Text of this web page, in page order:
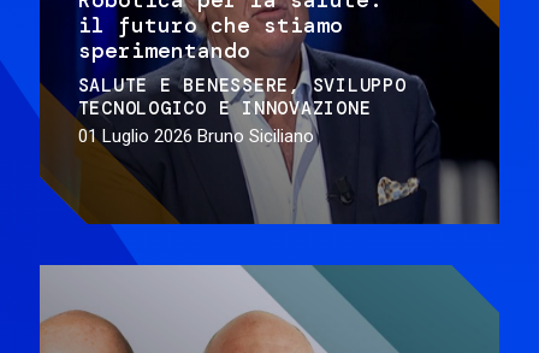
il futuro che stiamo
sperimentando
SALUTE E BENESSERE
SVILUPPO
TECNOLOGICO E INNOVAZIONE
01 Luglio 2026 Bruno Siciliano